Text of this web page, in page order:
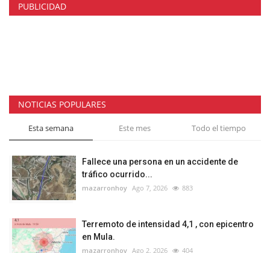
PUBLICIDAD
NOTICIAS POPULARES
Esta semana Este mes Todo el tiempo
Fallece una persona en un accidente de
tráfico ocurrido...
mazarronhoy Ago 7, 2026 883
Terremoto de intensidad 4,1 , con epicentro
en Mula.
mazarronhoy Ago 2, 2026 404